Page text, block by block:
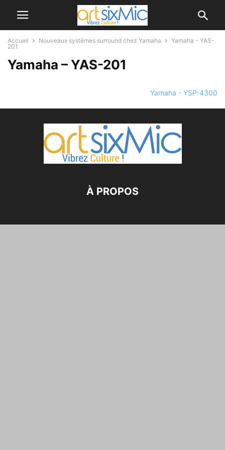
Accueil Nouveaux systèmes surround chez Yamaha
Yamaha - YAS-
201
Yamaha – YAS-201
Yamaha - YSP-4300
À PROPOS